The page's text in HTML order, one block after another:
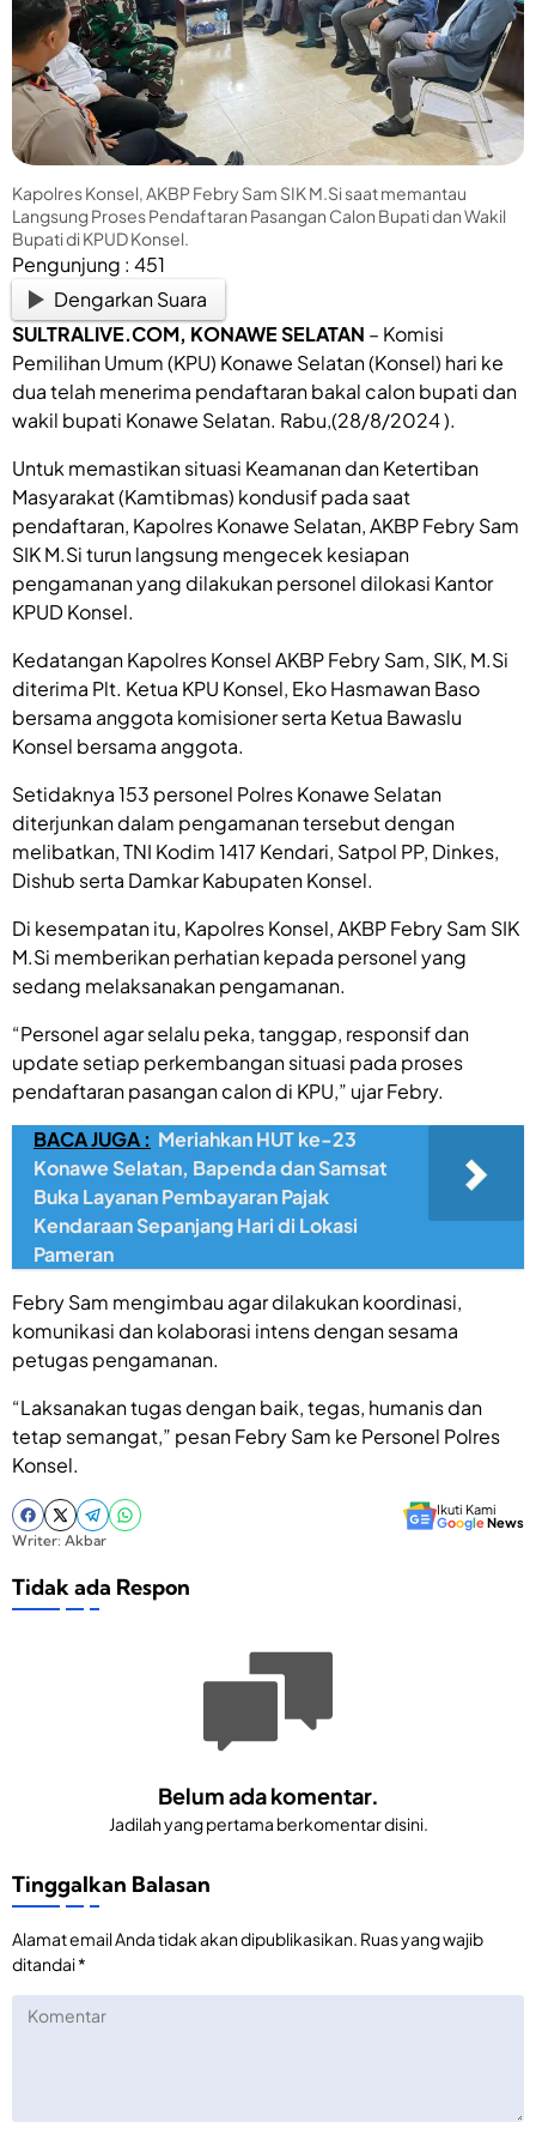
Kapolres Konsel, AKBP Febry Sam SIK M.Si saat memantau
Langsung Proses Pendaftaran Pasangan Calon Bupati dan Wakil
Bupati di KPUD Konsel.
Pengunjung : 451
Dengarkan Suara
SULTRALIVE.COM, KONAWE SELATAN – Komisi
Pemilihan Umum (KPU) Konawe Selatan (Konsel) hari ke
dua telah menerima pendaftaran bakal calon bupati dan
wakil bupati Konawe Selatan. Rabu,(28/8/2024 ).
Untuk memastikan situasi Keamanan dan Ketertiban
Masyarakat (Kamtibmas) kondusif pada saat
pendaftaran, Kapolres Konawe Selatan, AKBP Febry Sam
SIK M.Si turun langsung mengecek kesiapan
pengamanan yang dilakukan personel dilokasi Kantor
KPUD Konsel.
Kedatangan Kapolres Konsel AKBP Febry Sam, SIK, M.Si
diterima Plt. Ketua KPU Konsel, Eko Hasmawan Baso
bersama anggota komisioner serta Ketua Bawaslu
Konsel bersama anggota.
Setidaknya 153 personel Polres Konawe Selatan
diterjunkan dalam pengamanan tersebut dengan
melibatkan, TNI Kodim 1417 Kendari, Satpol PP, Dinkes,
Dishub serta Damkar Kabupaten Konsel.
Di kesempatan itu, Kapolres Konsel, AKBP Febry Sam SIK
M.Si memberikan perhatian kepada personel yang
sedang melaksanakan pengamanan.
“Personel agar selalu peka, tanggap, responsif dan
update setiap perkembangan situasi pada proses
pendaftaran pasangan calon di KPU,” ujar Febry.
BACA JUGA : Meriahkan HUT ke-23
Konawe Selatan, Bapenda dan Samsat
Buka Layanan Pembayaran Pajak
Kendaraan Sepanjang Hari di Lokasi
Pameran
Febry Sam mengimbau agar dilakukan koordinasi,
komunikasi dan kolaborasi intens dengan sesama
petugas pengamanan.
“Laksanakan tugas dengan baik, tegas, humanis dan
tetap semangat,” pesan Febry Sam ke Personel Polres
Konsel.
Ikuti Kami
GoogleNews
Writer: Akbar
Tidak ada Respon
Belum ada komentar.
Jadilah yang pertama berkomentar disini.
Tinggalkan Balasan
Alamat email Anda tidak akan dipublikasikan. Ruas yang wajib
ditandai*